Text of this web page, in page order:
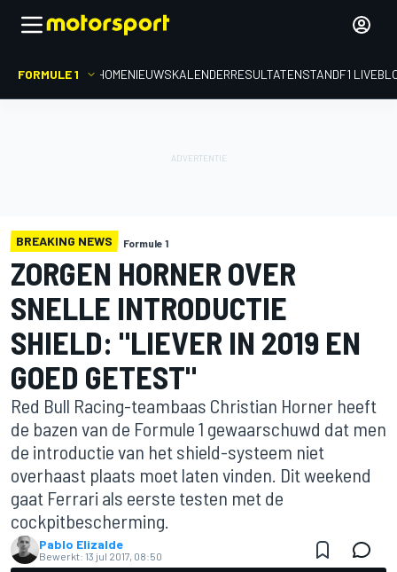
FORMULE 1 HOMENIEUWSKALENDERRESULTATENSTANDF1
BREAKING NEWS Formule 1
ZORGEN HORNER OVER
SNELLE INTRODUCTIE
SHIELD: "LIEVER IN 2019 EN
GOED GETEST"
Red Bull Racing-teambaas Christian Horner heeft
de bazen van de Formule 1 gewaarschuwd dat men
de introductie van het shield-systeem niet
overhaast plaats moet laten vinden. Dit weekend
gaat Ferrari als eerste testen met de
cockpitbescherming.
Pablo Elizalde
Bewerkt: 13 jul 2017, 08:50